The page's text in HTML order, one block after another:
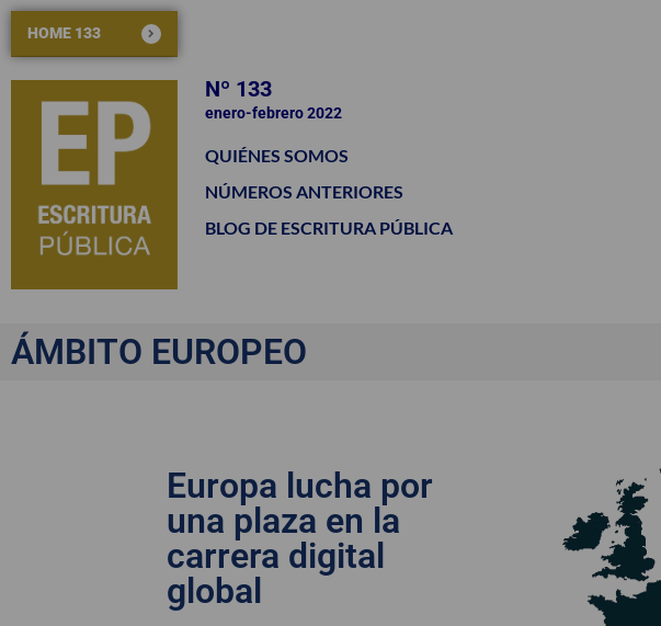
HOME 133
Nº 133
enero-febrero 2022
QUIÉNES SOMOS
NÚMEROS ANTERIORES
BLOG DE ESCRITURA PÚBLICA
ÁMBITO EUROPEO
Europa lucha por
una plaza en la
carrera digital
global